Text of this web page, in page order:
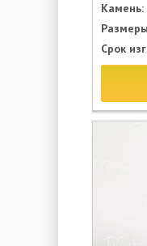
Камень:
Срок